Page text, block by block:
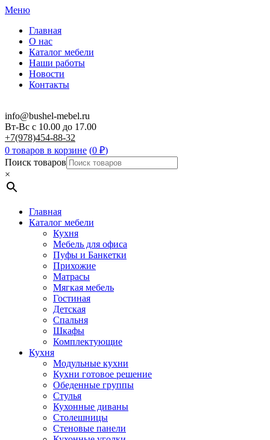
Меню
Главная
О нас
Каталог мебели
Наши работы
Новости
Контакты
info@bushel-mebel.ru
Вт-Вс c 10.00 до 17.00
+7(978)454-88-32
0 товаров в корзине (0 ₽)
Поиск товаров
×
Главная
Каталог мебели
Кухня
Мебель для офиса
Пуфы и Банкетки
Прихожие
Матрасы
Мягкая мебель
Гостиная
Детская
Спальня
Шкафы
Комплектующие
Кухня
Модульные кухни
Кухни готовое решение
Обеденные группы
Стулья
Кухонные диваны
Столешницы
Стеновые панели